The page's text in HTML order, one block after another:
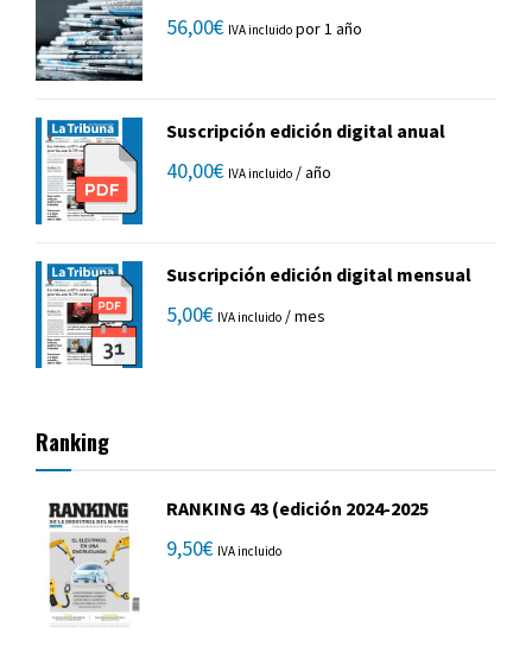
56,00€ IVA incluido por 1 año
Suscripción edición digital anual
40,00€ IVA incluido / año
Suscripción edición digital mensual
5,00€ IVA incluido / mes
Ranking
RANKING 43 (edición 2024-2025
9,50€ IVA incluido